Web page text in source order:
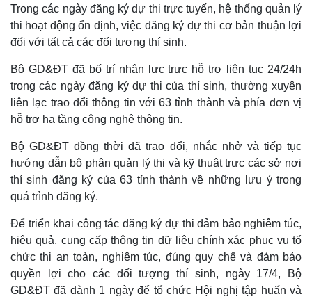
Trong các ngày đăng ký dự thi trực tuyến, hệ thống quản lý
thi hoạt động ổn định, việc đăng ký dự thi cơ bản thuận lợi
đối với tất cả các đối tượng thí sinh.
Bộ GD&ĐT đã bố trí nhân lực trực hỗ trợ liên tục 24/24h
trong các ngày đăng ký dự thi của thí sinh, thường xuyên
liên lạc trao đổi thông tin với 63 tỉnh thành và phía đơn vị
hỗ trợ hạ tầng công nghệ thông tin.
Bộ GD&ĐT đồng thời đã trao đổi, nhắc nhở và tiếp tục
hướng dẫn bộ phận quản lý thi và kỹ thuật trực các sở nơi
thí sinh đăng ký của 63 tỉnh thành về những lưu ý trong
quá trình đăng ký.
Để triển khai công tác đăng ký dự thi đảm bảo nghiêm túc,
hiệu quả, cung cấp thông tin dữ liệu chính xác phục vụ tổ
chức thi an toàn, nghiêm túc, đúng quy chế và đảm bảo
quyền lợi cho các đối tượng thí sinh, ngày 17/4, Bộ
GD&ĐT đã dành 1 ngày để tổ chức Hội nghị tập huấn và